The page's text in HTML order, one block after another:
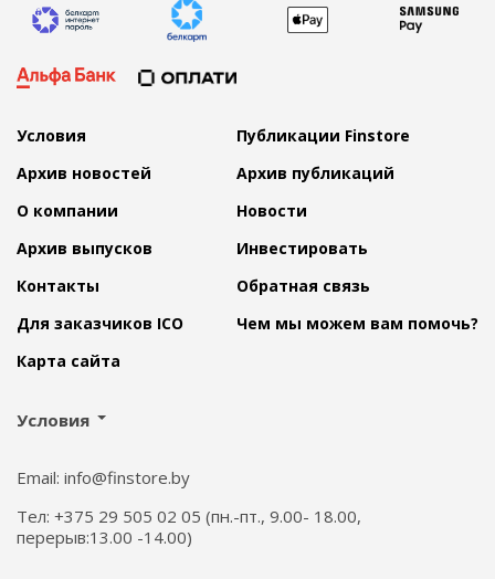
Условия
Публикации Finstore
Архив новостей
Архив публикаций
О компании
Новости
Архив выпусков
Инвестировать
Контакты
Обратная связь
Для заказчиков ICO
Чем мы можем вам помочь?
Карта сайта
Условия
Email: info@finstore.by
Тел: +375 29 505 02 05 (пн.-пт., 9.00- 18.00,
перерыв:13.00 -14.00)